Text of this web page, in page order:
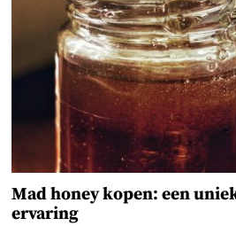
Mad honey kopen: een
ervaring